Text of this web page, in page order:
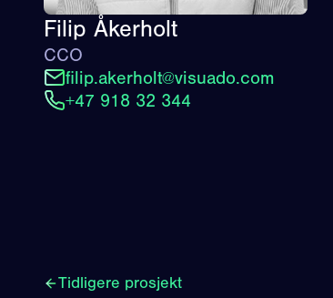
Filip Åkerholt
CCO
filip.akerholt@visuado.com
+47 918 32 344
Tidligere prosjekt